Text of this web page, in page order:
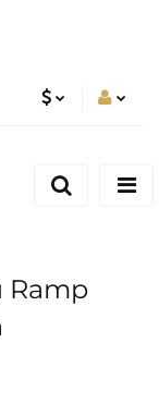
CZK
Zarejestruj się
Ramp